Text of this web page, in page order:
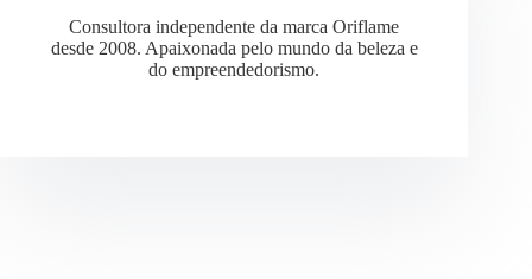
Consultora independente da marca Oriflame
desde 2008. Apaixonada pelo mundo da beleza e
do empreendedorismo.